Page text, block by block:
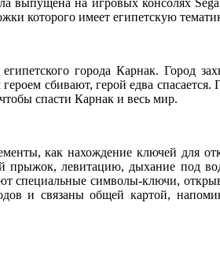
на игровых консолях
которого имеет египетскую
города Карнак. Город
сбивают, герой едва
спасти Карнак и весь мир.
как нахождение ключей для
левитацию, дыхание под
специальные символы-ключи,
и связаны общей картой,